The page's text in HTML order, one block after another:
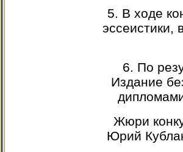
5. В ходе
эссеистики,
6. По
Издание
Жюри
Юрий